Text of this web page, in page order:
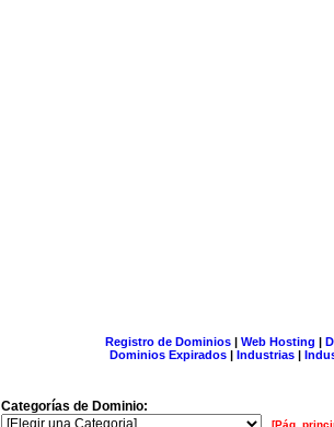
Registro de Dominios| Web Hosting |
Dominios Expirados | Industrias |
Categorías de Dominio:
[Pág.